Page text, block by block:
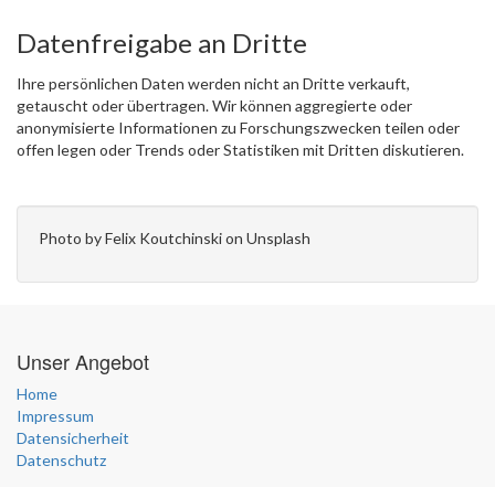
Datenfreigabe an Dritte
Ihre persönlichen Daten werden nicht an Dritte verkauft,
getauscht oder übertragen. Wir können aggregierte oder
anonymisierte Informationen zu Forschungszwecken teilen oder
offen legen oder Trends oder Statistiken mit Dritten diskutieren.
Photo by Felix Koutchinski on Unsplash
Unser Angebot
Home
Impressum
Datensicherheit
Datenschutz